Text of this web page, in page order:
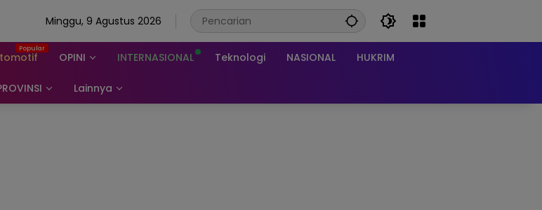
Minggu, 9 Agustus 2026
OPINI INTERNASIONAL Teknologi NASIONAL HUKRIM
Lainnya